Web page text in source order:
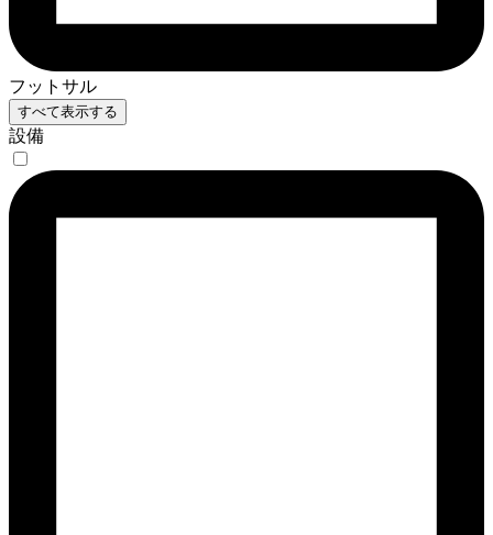
フットサル
すべて表示する
設備